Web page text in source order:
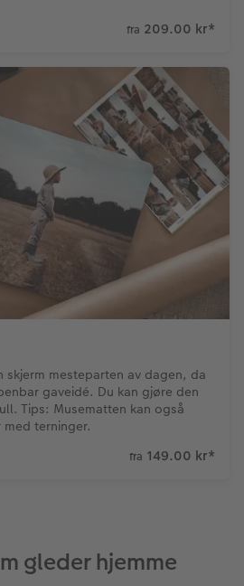
fra 209.00 kr*
mesteparten av dagen, da
gaveidé. Du kan gjøre den
Tips: Musematten kan også
terninger.
fra 149.00 kr*
gleder hjemme